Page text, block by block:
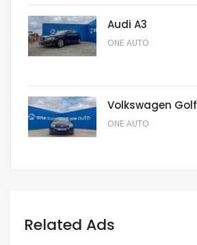
Audi A3
ONE AUTO
Volkswagen Golf
ONE AUTO
Related Ads